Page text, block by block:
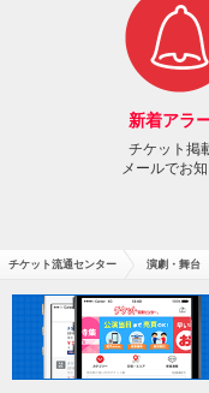
新着アラ
チケット掲
メールでお
チケット流通センター 演劇・舞台